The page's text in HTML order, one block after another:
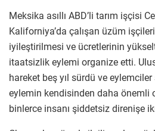
Meksika asıllı ABD’li tarım işçisi
Kaliforniya’da çalışan üzüm
iyileştirilmesi ve ücretlerinin
itaatsizlik eylemi organize etti.
hareket beş yıl sürdü ve
eylemin kendisinden daha önemli
binlerce insanı şiddetsiz direnişe